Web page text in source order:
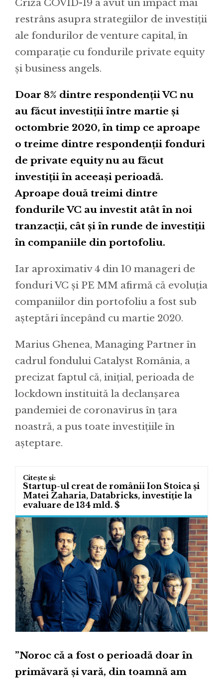
Criza COVID-19 a avut un impact mai
restrâns asupra strategiilor de investiții
ale fondurilor de venture capital, în
comparație cu fondurile private equity
și business angels.
Doar 8% dintre respondenții VC nu
au făcut investiții între martie și
octombrie 2020, în timp ce aproape
o treime dintre respondenții fonduri
de private equity nu au făcut
investiții în aceeași perioadă.
Aproape două treimi dintre
fondurile VC au investit atât în noi
tranzacții, cât și în runde de investiții
în companiile din portofoliu.
Iar aproximativ 4 din 10 manageri de
fonduri VC și PE MM afirmă că evoluția
companiilor din portofoliu a fost sub
așteptări începând cu martie 2020.
Marius Ghenea, Managing Partner în
cadrul fondului Catalyst România, a
precizat faptul că, inițial, perioada de
lockdown instituită la declanșarea
pandemiei de coronavirus în țara
noastră, a pus toate investițiile în
așteptare.
Startup-ul creat de românii Ion Stoica și
Matei Zaharia, Databricks, investiție la
evaluare de 134 mld. $
”Noroc că a fost o perioadă doar în
primăvară și vară, din toamnă am